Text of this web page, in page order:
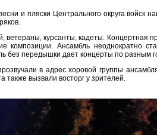
и пляски Центрального округа войск
курсанты, кадеты. Концертная
композиции. Ансамбль неоднократно
без передышки дает концерты по разным
в адрес хоровой группы
вызвали восторг у зрителей.